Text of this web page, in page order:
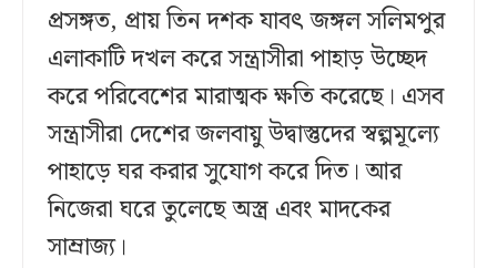
প্রসঙ্গত, প্রায় তিন দশক যাবৎ জঙ্গল সলিমপুর
এলাকাটি দখল করে সন্ত্রাসীরা পাহাড় উচ্ছেদ
করে পরিবেশের মারাত্মক ক্ষতি করেছে। এসব
সন্ত্রাসীরা দেশের জলবায়ু উদ্বাস্তুদের স্বল্পমূল্যে
পাহাড়ে ঘর করার সুযোগ করে দিত। আর
নিজেরা ঘরে তুলেছে অস্ত্র এবং মাদকের
সাম্রাজ্য।